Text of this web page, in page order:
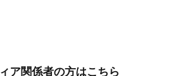
ア関係者の方はこちら